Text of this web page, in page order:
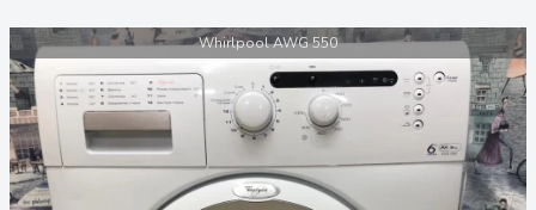
Whirlpool AWG 550